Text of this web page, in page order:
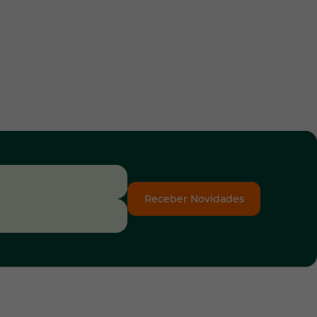
Receber Novidades